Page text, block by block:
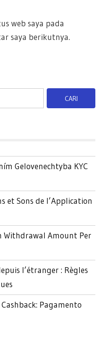
web saya pada
saya berikutnya.
Gelovenechtyba KYC
et Sons de l’Application
Withdrawal Amount Per
l’étranger : Règles
Pagamento